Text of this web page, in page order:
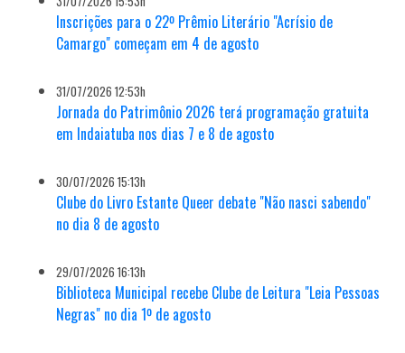
Inscrições para o 22º Prêmio Literário "Acrísio de
Camargo" começam em 4 de agosto
31/07/2026 12:53h
Jornada do Patrimônio 2026 terá programação gratuita
em Indaiatuba nos dias 7 e 8 de agosto
30/07/2026 15:13h
Clube do Livro Estante Queer debate "Não nasci sabendo"
no dia 8 de agosto
29/07/2026 16:13h
Biblioteca Municipal recebe Clube de Leitura "Leia Pessoas
Negras" no dia 1º de agosto